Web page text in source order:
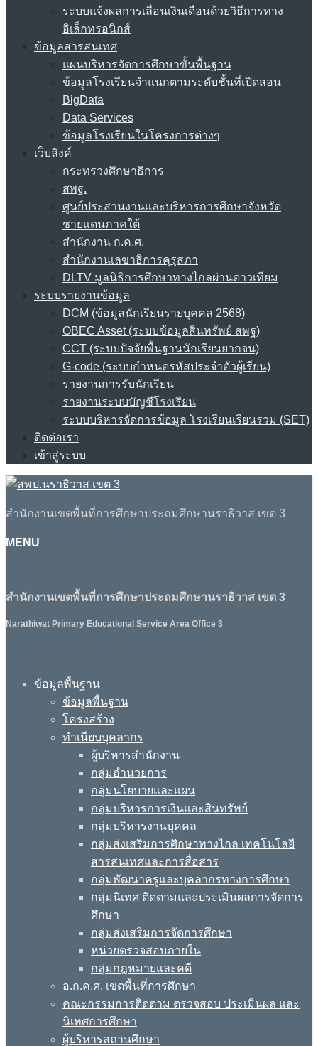
ระบบแจ้งผลการเลื่อนเงินเดือนด้วยวิธีการทาง
อิเล็กทรอนิกส์
ข้อมูลสารสนเทศ
แผนบริหารจัดการศึกษาขั้นพื้นฐาน
ข้อมูลโรงเรียนจำแนกตามระดับชั้นที่เปิดสอน
BigData
Data Services
ข้อมูลโรงเรียนในโครงการต่างๆ
เว็บลิงค์
กระทรวงศึกษาธิการ
สพฐ.
ศูนย์ประสานงานและบริหารการศึกษาจังหวัด
ชายแดนภาคใต้
สำนักงาน ก.ค.ศ.
สำนักงานเลขาธิการคุรุสภา
DLTV มูลนิธิการศึกษาทางไกลผ่านดาวเทียม
ระบบรายงานข้อมูล
DCM (ข้อมูลนักเรียนรายบุคคล 2568)
OBEC Asset (ระบบข้อมูลสินทรัพย์ สพฐ)
CCT (ระบบปัจจัยพื้นฐานนักเรียนยากจน)
G-code (ระบบกำหนดรหัสประจำตัวผู้เรียน)
รายงานการรับนักเรียน
รายงานระบบบัญชีโรงเรียน
ระบบบริหารจัดการข้อมูล โรงเรียนเรียนรวม (SET)
ติดต่อเรา
เข้าสู่ระบบ
สำนักงานเขตพื้นที่การศึกษาประถมศึกษานราธิวาส เขต 3
MENU
สำนักงานเขตพื้นที่การศึกษาประถมศึกษานราธิวาส เขต 3
Narathiwat Primary Educational Service Area Office 3
ข้อมูลพื้นฐาน
ข้อมูลพื้นฐาน
โครงสร้าง
ทำเนียบบุคลากร
ผู้บริหารสำนักงาน
กลุ่มอำนวยการ
กลุ่มนโยบายและแผน
กลุ่มบริหารการเงินและสินทรัพย์
กลุ่มบริหารงานบุคคล
กลุ่มส่งเสริมการศึกษาทางไกล เทคโนโลยี
สารสนเทศและการสื่อสาร
กลุ่มพัฒนาครูและบุคลากรทางการศึกษา
กลุ่มนิเทศ ติดตามและประเมินผลการจัดการ
ศึกษา
กลุ่มส่งเสริมการจัดการศึกษา
หน่วยตรวจสอบภายใน
กลุ่มกฎหมายและคดี
อ.ก.ค.ศ. เขตพื้นที่การศึกษา
คณะกรรมการติดตาม ตรวจสอบ ประเมินผล และ
นิเทศการศึกษา
ผู้บริหารสถานศึกษา